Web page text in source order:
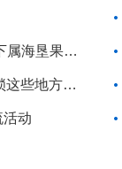
奋进自贸港·企业动态｜海南农产品出岛外销势头强劲 海垦热农集团下属海垦果业公司营收同比大幅增长
奋进自贸港·企业动态｜海垦“蒲公英”夏令营开营！海垦少年4天将解锁这些地方……
活动